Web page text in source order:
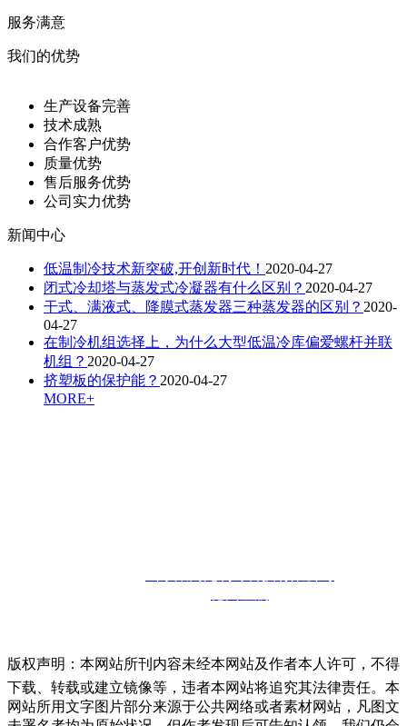
服务满意
我们的优势
生产设备完善
技术成熟
合作客户优势
质量优势
售后服务优势
公司实力优势
新闻中心
低温制冷技术新突破,开创新时代！ 2020-04-27
闭式冷却塔与蒸发式冷凝器有什么区别？ 2020-04-27
干式、满液式、降膜式蒸发器三种蒸发器的区别？ 2020-
04-27
在制冷机组选择上，为什么大型低温冷库偏爱螺杆并联
机组？ 2020-04-27
挤塑板的保护能？ 2020-04-27
MORE+
版权声明：本网站所刊内容未经本网站及作者本人许可，不得
下载、转载或建立镜像等，违者本网站将追究其法律责任。本
网站所用文字图片部分来源于公共网络或者素材网站，凡图文